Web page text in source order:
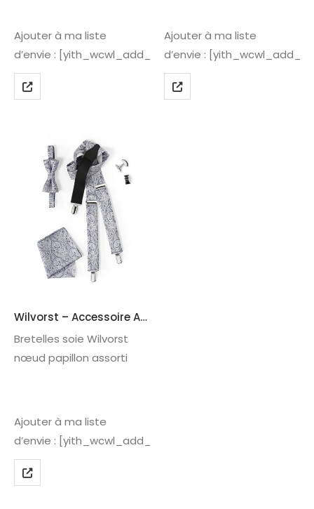
Ajouter à ma liste
d’envie : [yith_wcwl_add_to_wishlist]
Ajouter à ma liste
d’envie :
Wilvorst – Accessoire A115
Bretelles soie Wilvorst
nœud papillon assorti
Ajouter à ma liste
d’envie : [yith_wcwl_add_to_wishlist]